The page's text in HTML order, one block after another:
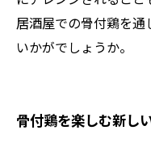
居酒屋での骨付鶏を
いかがでしょうか。
骨付鶏を楽しむ新し